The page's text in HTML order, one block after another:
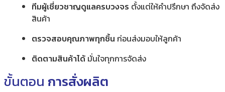
ทีมผู้เชี่ยวชาญดูแลครบวงจร ตั้งแต่ให้คำปรึกษา ถึงจัดส่ง
สินค้า
ตรวจสอบคุณภาพทุกชิ้น ก่อนส่งมอบให้ลูกค้า
ติดตามสินค้าได้ มั่นใจทุกการจัดส่ง
ขั้นตอน การสั่งผลิต